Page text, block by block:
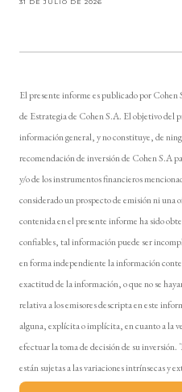
El presente informe es publicado por
de Estrategia de Cohen S.A. El objetivo del
información general, y no constituye, de
recomendación de inversión de Cohen S.A
y/o de los instrumentos financieros
considerado un prospecto de emisión ni
contenida en el presente informe ha sido
confiables, tal información puede ser
en forma independiente la información
exactitud de la información, o que no se
relativa a los emisores descripta en este
alguna, explícita o implícita, en cuanto a la
efectuar la toma de decisión de su inversión.
están sujetas a las variaciones intrínsecas y